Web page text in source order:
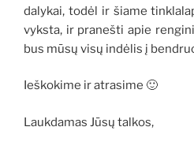
dalykai, todėl ir šiame
vyksta, ir pranešti apie
bus mūsų visų indėlis į
Ieškokime ir atrasime 🙂
Laukdamas Jūsų talkos,